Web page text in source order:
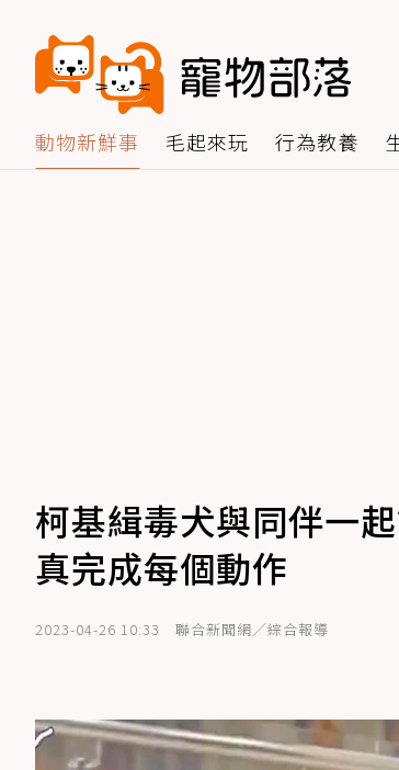
動物新鮮事 毛起來玩 行為教養
柯基緝毒犬與同伴一
真完成每個動作
2023-04-26 10:33 聯合新聞網／綜合報導